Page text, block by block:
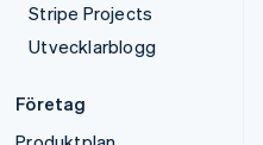
Stripe Projects
Utvecklarblogg
Företag